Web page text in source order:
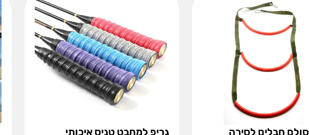
סולם חבלים לסירה
גריפ למחבט טניס איכותי